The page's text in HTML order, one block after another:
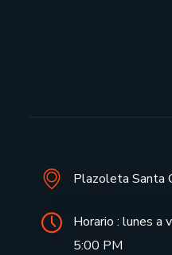
Plazoleta Santa
Horario : lunes a
5:00 PM